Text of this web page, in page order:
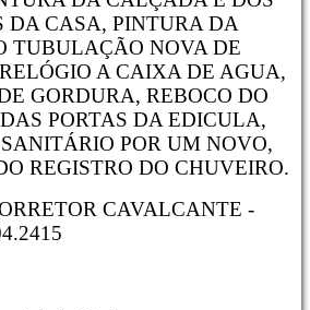
DA CASA, PINTURA DA
TUBULAÇÃO NOVA DE
A CAIXA DE AGUA,
GORDURA, REBOCO DO
PORTAS DA EDICULA,
POR UM NOVO,
REGISTRO DO CHUVEIRO.
CAVALCANTE -